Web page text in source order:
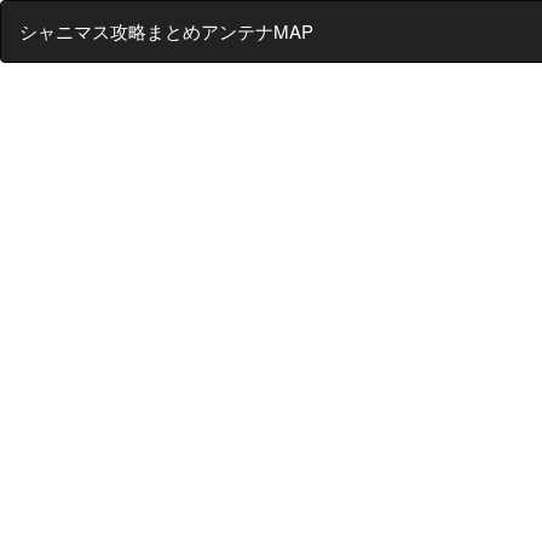
シャニマス攻略まとめアンテナMAP